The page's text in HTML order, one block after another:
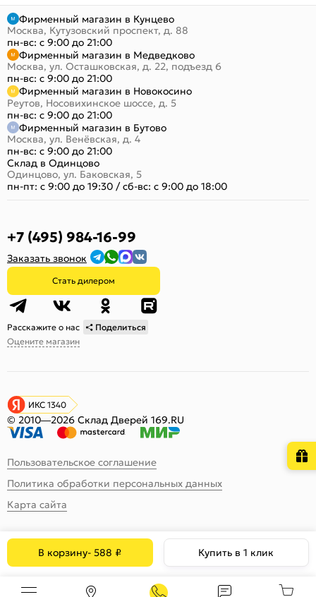
В корзину-588 ₽ Купить в 1 клик
Фирменный магазин в Кунцево
Москва, Кутузовский проспект, д. 88
пн-вс: с 9:00 до 21:00
Фирменный магазин в Медведково
Москва, ул. Осташковская, д. 22, подъезд 6
пн-вс: с 9:00 до 21:00
Фирменный магазин в Новокосино
Реутов, Носовихинское шоссе, д. 5
пн-вс: с 9:00 до 21:00
Фирменный магазин в Бутово
Москва, ул. Венёвская, д. 4
пн-вс: с 9:00 до 21:00
Склад в Одинцово
Одинцово, ул. Баковская, 5
пн-пт: с 9:00 до 19:30 /сб-вс: с 9:00 до 18:00
+7 (495) 984-16-99
Заказать звонок
Стать дилером
Расскажите о нас
Поделиться
Оцените магазин
ИКС 1340
© 2010—2026 Склад Дверей 169.RU
Пользовательское соглашение
Политика обработки персональных данных
Карта сайта